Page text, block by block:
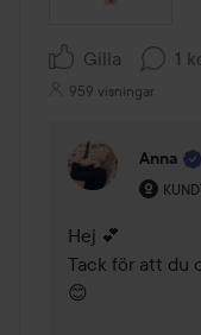
Gilla 1
959 visningar
Anna
Hej 💕
Tack för att du
😊